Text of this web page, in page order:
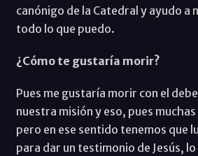
canónigo de la Catedral y ayudo a
todo lo que puedo.
¿Cómo te gustaría morir?
Pues me gustaría morir con el
nuestra misión y eso, pues
pero en ese sentido tenemos que
para dar un testimonio de Jesús,